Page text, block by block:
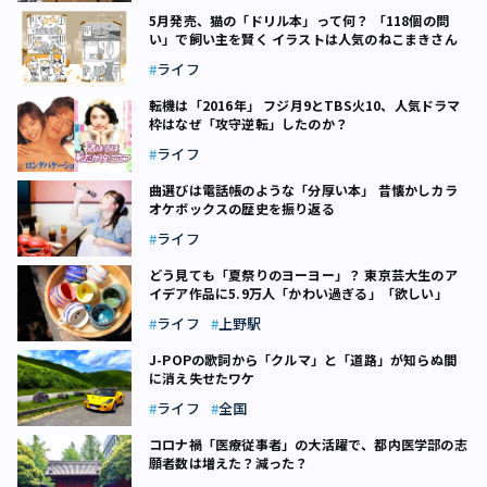
5月発売、猫の「ドリル本」って何？ 「118個の問
い」で飼い主を賢く イラストは人気のねこまきさん
ライフ
転機は「2016年」 フジ月9とTBS火10、人気ドラマ
枠はなぜ「攻守逆転」したのか？
ライフ
曲選びは電話帳のような「分厚い本」 昔懐かしカラ
オケボックスの歴史を振り返る
ライフ
どう見ても「夏祭りのヨーヨー」？ 東京芸大生のア
イデア作品に5.9万人「かわい過ぎる」「欲しい」
ライフ 上野駅
J-POPの歌詞から「クルマ」と「道路」が知らぬ間
に消え失せたワケ
ライフ 全国
コロナ禍「医療従事者」の大活躍で、都内医学部の志
願者数は増えた？減った？